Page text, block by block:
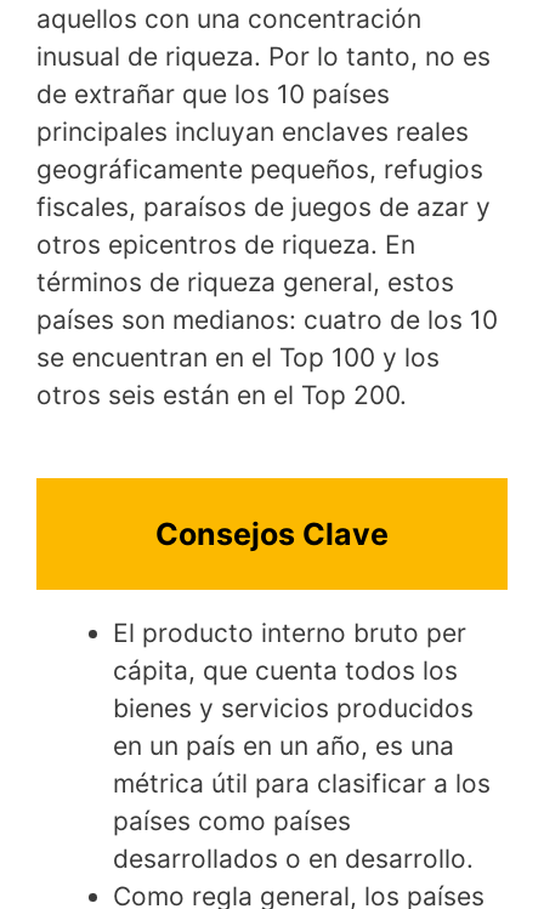
aquellos con una concentración
inusual de riqueza. Por lo tanto, no es
de extrañar que los 10 países
principales incluyan enclaves reales
geográficamente pequeños, refugios
fiscales, paraísos de juegos de azar y
otros epicentros de riqueza. En
términos de riqueza general, estos
países son medianos: cuatro de los 10
se encuentran en el Top 100 y los
otros seis están en el Top 200.
Consejos Clave
El producto interno bruto per
cápita, que cuenta todos los
bienes y servicios producidos
en un país en un año, es una
métrica útil para clasificar a los
países como países
desarrollados o en desarrollo.
Como regla general, los países